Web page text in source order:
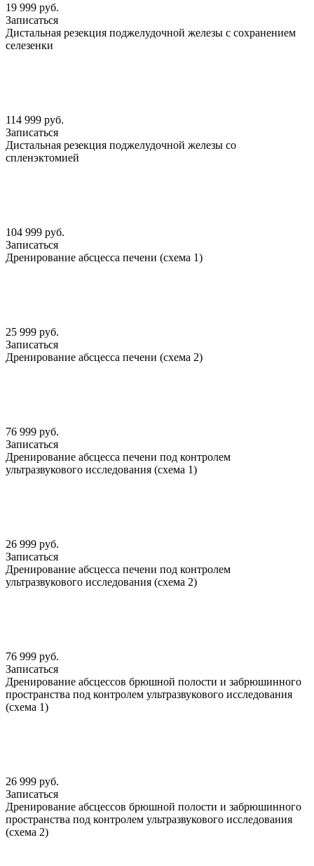
19 999 руб.
Записаться
Дистальная резекция поджелудочной железы с сохранением
селезенки
114 999 руб.
Записаться
Дистальная резекция поджелудочной железы со
спленэктомией
104 999 руб.
Записаться
Дренирование абсцесса печени (схема 1)
25 999 руб.
Записаться
Дренирование абсцесса печени (схема 2)
76 999 руб.
Записаться
Дренирование абсцесса печени под контролем
ультразвукового исследования (схема 1)
26 999 руб.
Записаться
Дренирование абсцесса печени под контролем
ультразвукового исследования (схема 2)
76 999 руб.
Записаться
Дренирование абсцессов брюшной полости и забрюшинного
пространства под контролем ультразвукового исследования
(схема 1)
26 999 руб.
Записаться
Дренирование абсцессов брюшной полости и забрюшинного
пространства под контролем ультразвукового исследования
(схема 2)